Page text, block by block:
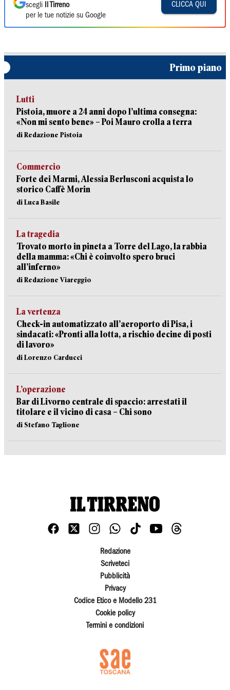
scegli
Il Tirreno
per le tue notizie su Google
CLICCA QUI
Primo piano
Lutti
Pistoia, muore a 24 anni dopo l’ultima consegna:
«Non mi sento bene» – Poi Mauro crolla a terra
di Redazione Pistoia
Commercio
Forte dei Marmi, Alessia Berlusconi acquista lo
storico Caffè Morin
di Luca Basile
La tragedia
Trovato morto in pineta a Torre del Lago, la rabbia
della mamma: «Chi è coinvolto spero bruci
all’inferno»
di Redazione Viareggio
La vertenza
Check-in automatizzato all’aeroporto di Pisa, i
sindacati: «Pronti alla lotta, a rischio decine di posti
di lavoro»
di Lorenzo Carducci
L’operazione
Bar di Livorno centrale di spaccio: arrestati il
titolare e il vicino di casa – Chi sono
di Stefano Taglione
Redazione
Scriveteci
Pubblicità
Privacy
Codice Etico e Modello 231
Cookie policy
Termini e condizioni